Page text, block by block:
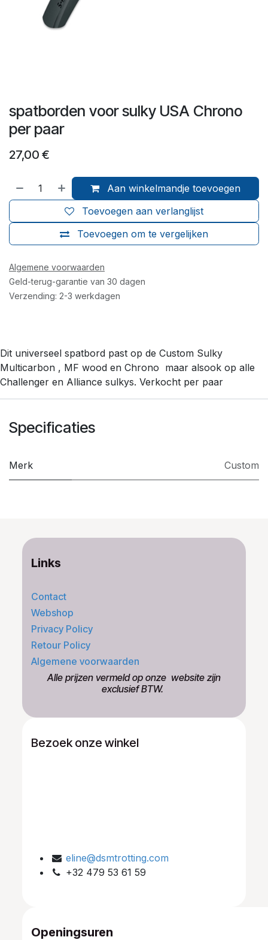
spatborden voor sulky USA Chrono
per paar
27,00 €
Aan winkelmandje toevoegen
Toevoegen om te vergelijken
Toevoegen aan verlanglijst
Algemene voorwaarden
Geld-terug-garantie van 30 dagen
Verzending: 2-3 werkdagen
Dit universeel spatbord past op de Custom Sulky
Multicarbon , MF wood en Chrono maar alsook op alle
Challenger en Alliance sulkys. Verkocht per paar
Specificaties
Merk Custom
Links
Contact
Webshop
Privacy Policy
Retour Policy
Algemene voorwaarden
​Alle prijzen vermeld op onze ​website zijn
exclusief BTW.
Bezoek onze winkel
eline@dsmtrotting.com
+32 479 53 61 59
Openingsuren